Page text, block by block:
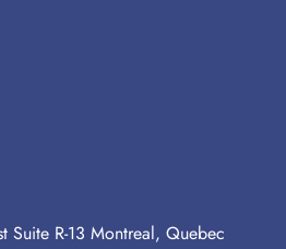
Suite R-13 Montreal, Quebec